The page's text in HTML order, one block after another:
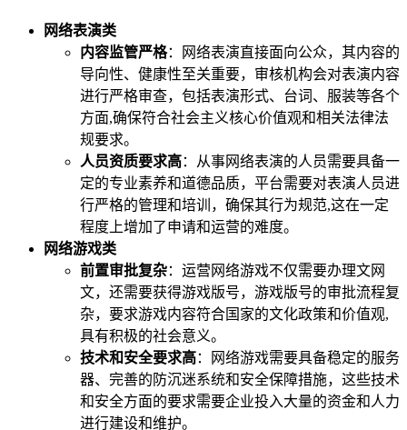
网络表演类
内容监管严格：网络表演直接面向公众，其内容的
导向性、健康性至关重要，审核机构会对表演内容
进行严格审查，包括表演形式、台词、服装等各个
方面,确保符合社会主义核心价值观和相关法律法
规要求。
人员资质要求高：从事网络表演的人员需要具备一
定的专业素养和道德品质，平台需要对表演人员进
行严格的管理和培训，确保其行为规范,这在一定
程度上增加了申请和运营的难度。
网络游戏类
前置审批复杂：运营网络游戏不仅需要办理文网
文，还需要获得游戏版号，游戏版号的审批流程复
杂，要求游戏内容符合国家的文化政策和价值观,
具有积极的社会意义。
技术和安全要求高：网络游戏需要具备稳定的服务
器、完善的防沉迷系统和安全保障措施，这些技术
和安全方面的要求需要企业投入大量的资金和人力
进行建设和维护。